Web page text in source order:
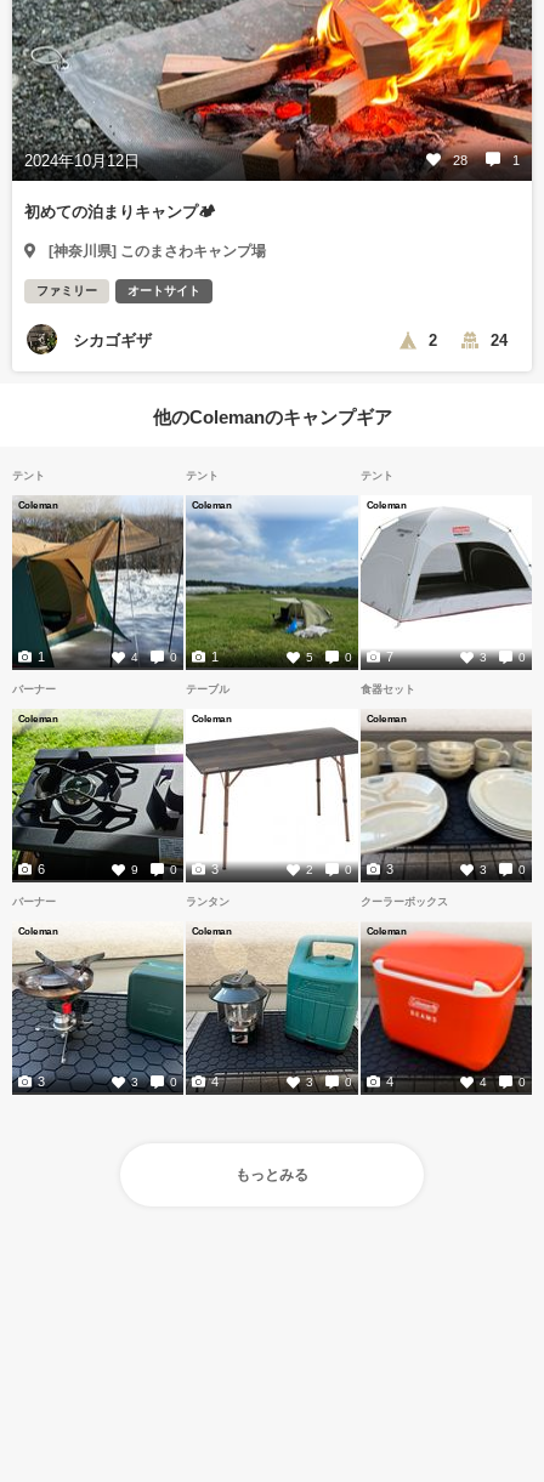
2024年10月12日 28 1
初めての泊まりキャンプ🏕️
[神奈川県] このまさわキャンプ場
ファミリー オートサイト
シカゴギザ 2 24
他のColemanのキャンプギア
テント
Coleman
4 0
1
テント
Coleman
5 0
1
テント
Coleman
3 0
7
バーナー
Coleman
9 0
6
テーブル
Coleman
2 0
3
食器セット
Coleman
3 0
3
バーナー
Coleman
3 0
3
ランタン
Coleman
3 0
4
クーラーボックス
Coleman
4 0
4
もっとみる